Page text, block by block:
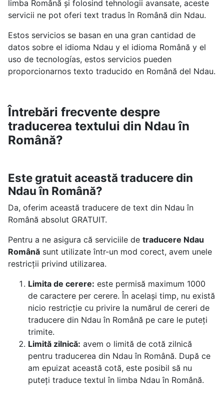
limba Română și folosind tehnologii avansate, aceste
servicii ne pot oferi text tradus în Română din Ndau.
Estos servicios se basan en una gran cantidad de
datos sobre el idioma Ndau y el idioma Română y el
uso de tecnologías, estos servicios pueden
proporcionarnos texto traducido en Română del Ndau.
Întrebări frecvente despre
traducerea textului din Ndau în
Română?
Este gratuit această traducere din
Ndau în Română?
Da, oferim această traducere de text din Ndau în
Română absolut GRATUIT.
Pentru a ne asigura că serviciile de traducere Ndau
Românăsunt utilizate într-un mod corect, avem unele
restricții privind utilizarea.
Limita de cerere: este permisă maximum 1000
de caractere per cerere. În același timp, nu există
nicio restricție cu privire la numărul de cereri de
traducere din Ndau în Română pe care le puteți
trimite.
Limită zilnică: avem o limită de cotă zilnică
pentru traducerea din Ndau în Română. După ce
am epuizat această cotă, este posibil să nu
puteți traduce textul în limba Ndau în Română.